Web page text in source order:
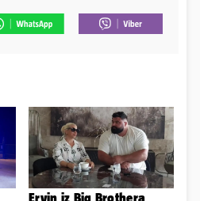
Ervin iz Big Brothera